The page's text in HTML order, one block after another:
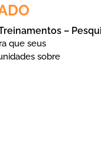
–
que seus
sobre